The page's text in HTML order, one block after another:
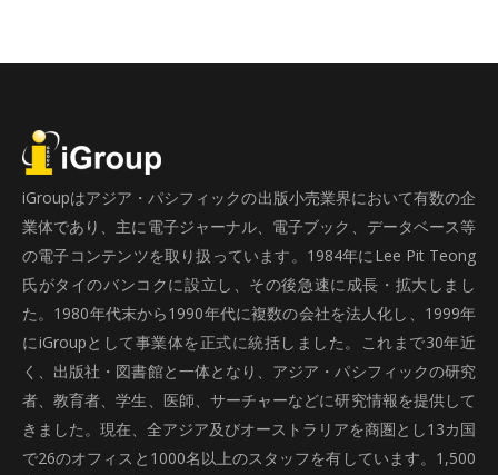
iGroupはアジア・パシフィックの出版小売業界において有数の企
業体であり、主に電子ジャーナル、電子ブック、データベース等
の電子コンテンツを取り扱っています。1984年にLee Pit Teong
氏がタイのバンコクに設立し、その後急速に成長・拡大しまし
た。1980年代末から1990年代に複数の会社を法人化し、1999年
にiGroupとして事業体を正式に統括しました。これまで30年近
く、出版社・図書館と一体となり、アジア・パシフィックの研究
者、教育者、学生、医師、サーチャーなどに研究情報を提供して
きました。現在、全アジア及びオーストラリアを商圏とし13カ国
で26のオフィスと1000名以上のスタッフを有しています。1,500